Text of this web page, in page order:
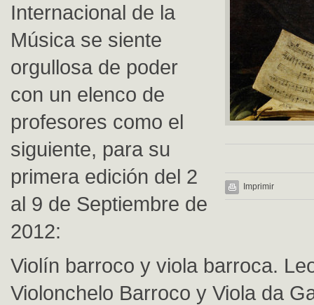
Imprimir
Internacional de la
Música se siente
orgullosa de poder
con un elenco de
profesores como el
siguiente, para su
primera edición del 2
al 9 de Septiembre de
2012:
Violín barroco y viola barroca.
Violonchelo Barroco y Viola da